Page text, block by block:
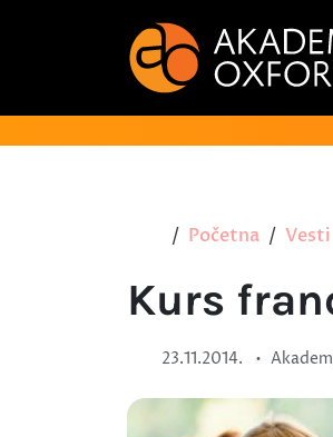
Početna Vesti
Kurs
23.11.2014. •